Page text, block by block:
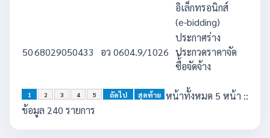
อิเล็กทรอนิกส์
(e-bidding)
5068029050433 อว 0604.9/1026
ประกาศร่าง
ประกวดราคาจัด
ซื้้อจัดจ้าง
1 2 3 4 5 ถัดไป สุดท้าย หน้าทั้งหมด 5 หน้า ::
ข้อมูล 240 รายการ